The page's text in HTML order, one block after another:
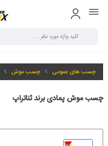
چسب های عمومی چسب موش
چسب موش پمادی برند ثناتراپ